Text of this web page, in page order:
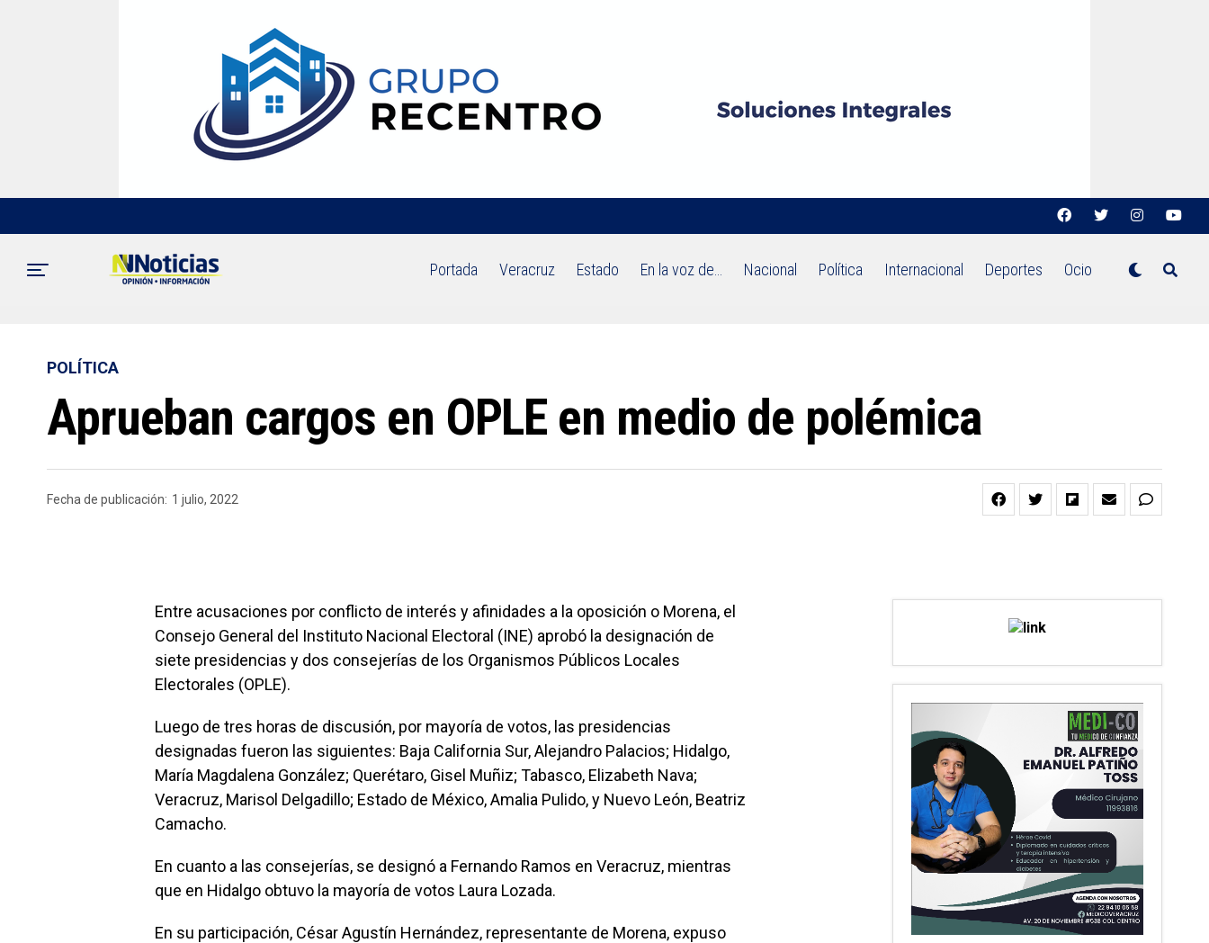
Portada Veracruz Estado En la voz de… Nacional Política Internacional Deportes Ocio
POLÍTICA
Aprueban cargos en OPLE en medio de polémica
Fecha de publicación: 1 julio, 2022
Entre acusaciones por conflicto de interés y afinidades a la oposición o Morena, el
Consejo General del Instituto Nacional Electoral (INE) aprobó la designación de
siete presidencias y dos consejerías de los Organismos Públicos Locales
Electorales (OPLE).
Luego de tres horas de discusión, por mayoría de votos, las presidencias
designadas fueron las siguientes: Baja California Sur, Alejandro Palacios; Hidalgo,
María Magdalena González; Querétaro, Gisel Muñiz; Tabasco, Elizabeth Nava;
Veracruz, Marisol Delgadillo; Estado de México, Amalia Pulido, y Nuevo León, Beatriz
Camacho.
En cuanto a las consejerías, se designó a Fernando Ramos en Veracruz, mientras
que en Hidalgo obtuvo la mayoría de votos Laura Lozada.
En su participación, César Agustín Hernández, representante de Morena, expuso